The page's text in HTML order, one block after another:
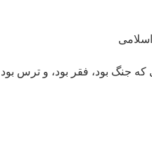
در سالی که جنگ بود، فقر بود، و ترس